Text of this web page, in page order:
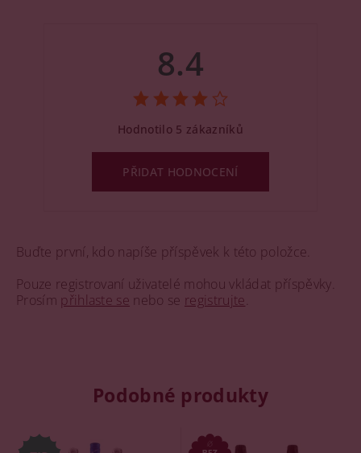
Buďte první, kdo napíše příspěvek k této položce.
Pouze registrovaní uživatelé mohou vkládat příspěvky.
Prosím přihlaste se nebo se registrujte
8.4
Hodnotilo 5 zákazníků
PŘIDAT HODNOCENÍ
Podobné produkty